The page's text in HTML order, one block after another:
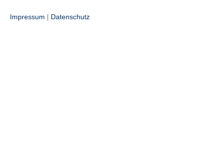
Impressum | Datenschutz